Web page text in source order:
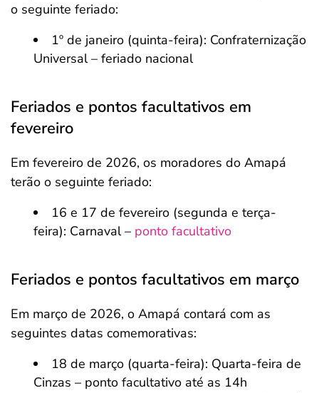
o seguinte feriado:
1º de janeiro (quinta-feira): Confraternização
Universal – feriado nacional
Feriados e pontos facultativos em
fevereiro
Em fevereiro de 2026, os moradores do Amapá
terão o seguinte feriado:
16 e 17 de fevereiro (segunda e terça-
feira): Carnaval – ponto facultativo
Feriados e pontos facultativos em março
Em março de 2026, o Amapá contará com as
seguintes datas comemorativas:
18 de março (quarta-feira): Quarta-feira de
Cinzas – ponto facultativo até as 14h